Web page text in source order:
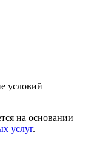
условий
на основании
услуг.